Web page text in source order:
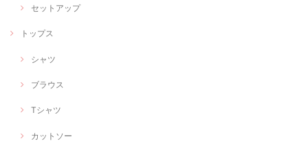
セットアップ
トップス
シャツ
ブラウス
Tシャツ
カットソー